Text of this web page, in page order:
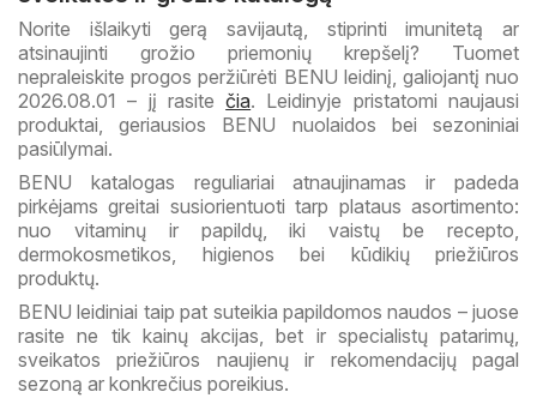
Norite išlaikyti gerą savijautą, stiprinti imunitetą ar
atsinaujinti grožio priemonių krepšelį? Tuomet
nepraleiskite progos peržiūrėti BENU leidinį, galiojantį nuo
2026.08.01 – jį rasitečia. Leidinyje pristatomi naujausi
produktai, geriausios BENU nuolaidos bei sezoniniai
pasiūlymai.
BENU katalogas reguliariai atnaujinamas ir padeda
pirkėjams greitai susiorientuoti tarp plataus asortimento:
nuo vitaminų ir papildų, iki vaistų be recepto,
dermokosmetikos, higienos bei kūdikių priežiūros
produktų.
BENU leidiniai taip pat suteikia papildomos naudos – juose
rasite ne tik kainų akcijas, bet ir specialistų patarimų,
sveikatos priežiūros naujienų ir rekomendacijų pagal
sezoną ar konkrečius poreikius.